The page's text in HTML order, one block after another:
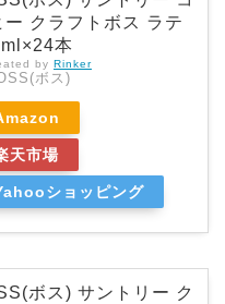
ー クラフトボス ラテ
本
by Rinker
ボス)
天市場
ショッピング
ボス) サントリー ク